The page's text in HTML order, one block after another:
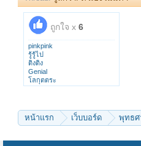
ถูกใจ x 6
pinkpink
รู้รู้ไป
ติงติง
Genial
โลกุตตระ
Surachai Mankong
หน้าแรก เว็บบอร์ด พุทธศ